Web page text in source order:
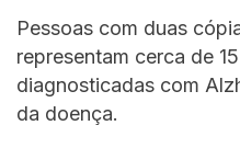
Pessoas com duas
representam cerca de
diagnosticadas com
da doença.